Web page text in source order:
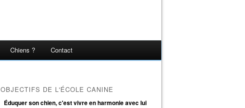
Chiens ? Contact
OBJECTIFS DE L'ÉCOLE CANINE
Éduquer son chien, c'est vivre en harmonie avec lui